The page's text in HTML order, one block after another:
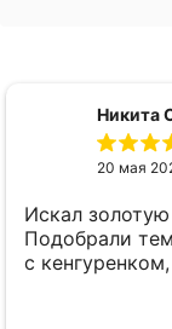
Никита
20 мая
Искал
Подобрали
с